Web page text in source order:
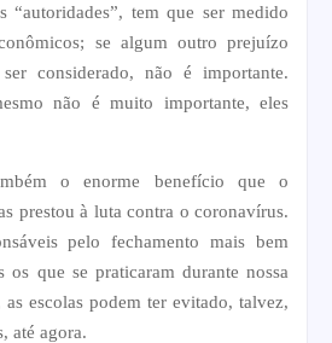
“autoridades”, tem que ser medido
se algum outro prejuízo
considerado, não é importante.
não é muito importante, eles
o enorme benefício que o
prestou à luta contra o coronavírus.
pelo fechamento mais bem
os que se praticaram durante nossa
escolas podem ter evitado, talvez,
até agora.